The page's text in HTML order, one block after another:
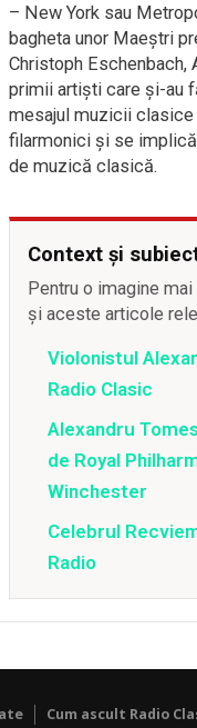
– New York sau
bagheta unor Maeştri
Christoph Eschenbach,
primii artişti care şi-au
mesajul muzicii clasice
filarmonici și se implică
de muzică clasică.
Context și
Pentru o imagine
și aceste articole
Violonistul
Radio Clasic
Alexandru
de Royal
Winchester
Celebrul
Radio
Cum ascult Radio